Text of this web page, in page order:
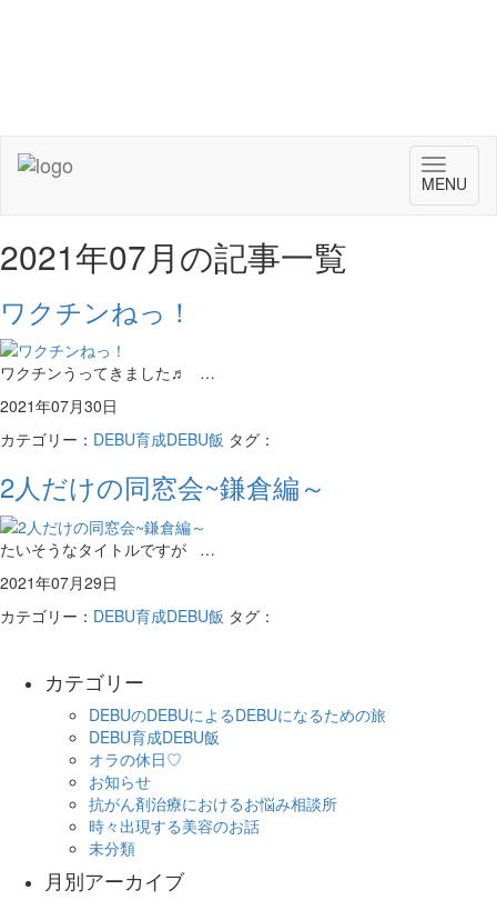
Toggle
MENU
2021年07月の記事一覧
ワクチンねっ！
ワクチンうってきました♬ …
2021年07月30日
カテゴリー： DEBU育成DEBU飯 タグ：
2人だけの同窓会~鎌倉編～
たいそうなタイトルですが …
2021年07月29日
カテゴリー： DEBU育成DEBU飯 タグ：
カテゴリー
DEBUのDEBUによるDEBUになるための旅
DEBU育成DEBU飯
オラの休日♡
お知らせ
抗がん剤治療におけるお悩み相談所
時々出現する美容のお話
未分類
月別アーカイブ